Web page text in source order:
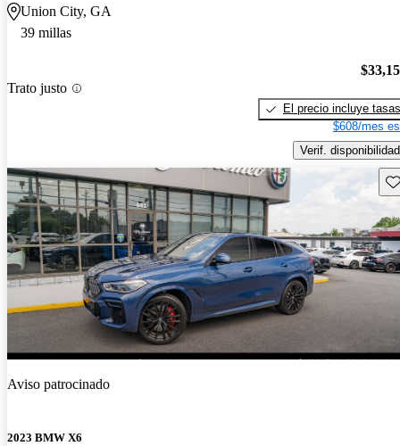
Union City, GA
39 millas
Trato justo
El precio incluye tasas
$608/mes
Verif. disponibilidad
Aviso patrocinado
2023 BMW X6